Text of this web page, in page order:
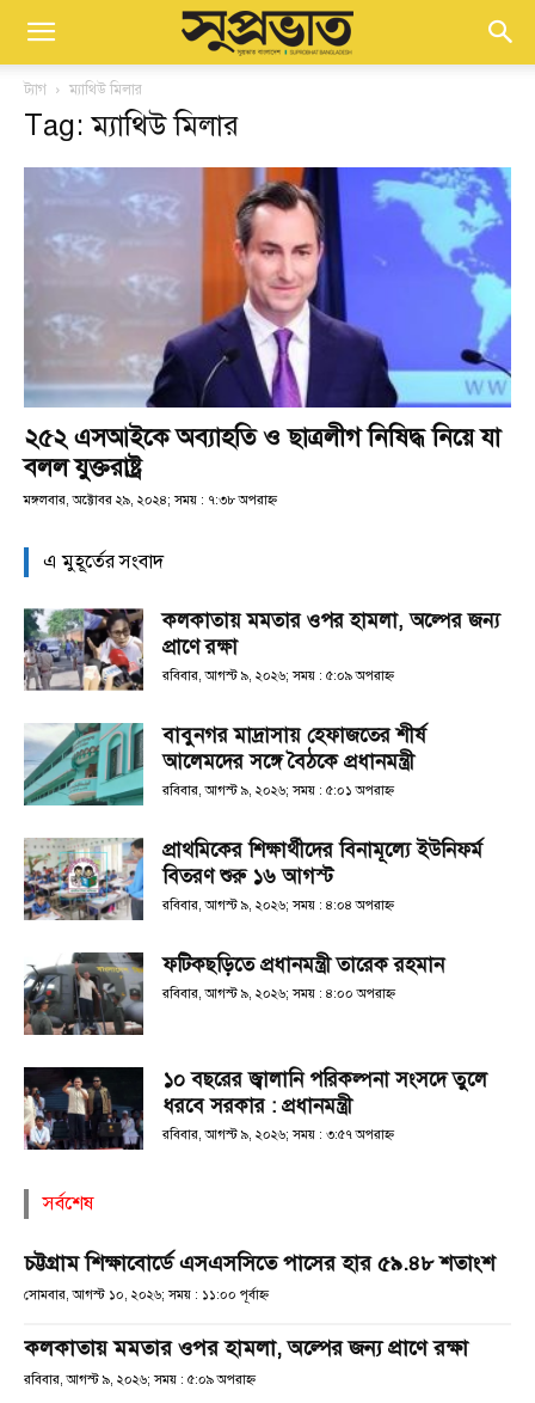
ট্যাগ ম্যাথিউ মিলার
Tag: ম্যাথিউ মিলার
২৫২ এসআইকে অব্যাহতি ও ছাত্রলীগ নিষিদ্ধ নিয়ে যা
বলল যুক্তরাষ্ট্র
মঙ্গলবার, অক্টোবর ২৯, ২০২৪; সময় : ৭:৩৮ অপরাহ্ণ
এ মুহূর্তের সংবাদ
কলকাতায় মমতার ওপর হামলা, অল্পের জন্য
প্রাণে রক্ষা
রবিবার, আগস্ট ৯, ২০২৬; সময় : ৫:০৯ অপরাহ্ণ
বাবুনগর মাদ্রাসায় হেফাজতের শীর্ষ
আলেমদের সঙ্গে বৈঠকে প্রধানমন্ত্রী
রবিবার, আগস্ট ৯, ২০২৬; সময় : ৫:০১ অপরাহ্ণ
প্রাথমিকের শিক্ষার্থীদের বিনামূল্যে ইউনিফর্ম
বিতরণ শুরু ১৬ আগস্ট
রবিবার, আগস্ট ৯, ২০২৬; সময় : ৪:০৪ অপরাহ্ণ
ফটিকছড়িতে প্রধানমন্ত্রী তারেক রহমান
রবিবার, আগস্ট ৯, ২০২৬; সময় : ৪:০০ অপরাহ্ণ
১০ বছরের জ্বালানি পরিকল্পনা সংসদে তুলে
ধরবে সরকার : প্রধানমন্ত্রী
রবিবার, আগস্ট ৯, ২০২৬; সময় : ৩:৫৭ অপরাহ্ণ
সর্বশেষ
চট্টগ্রাম শিক্ষাবোর্ডে এসএসসিতে পাসের হার ৫৯.৪৮ শতাংশ
সোমবার, আগস্ট ১০, ২০২৬; সময় : ১১:০০ পূর্বাহ্ণ
কলকাতায় মমতার ওপর হামলা, অল্পের জন্য প্রাণে রক্ষা
রবিবার, আগস্ট ৯, ২০২৬; সময় : ৫:০৯ অপরাহ্ণ